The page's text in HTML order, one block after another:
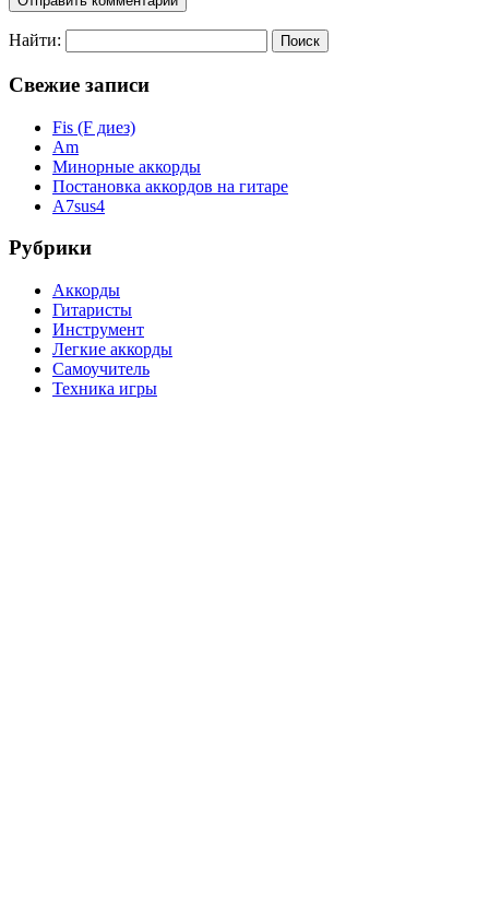
Найти:
Свежие записи
Fis (F диез)
Am
Минорные аккорды
Постановка аккордов на гитаре
A7sus4
Рубрики
Аккорды
Гитаристы
Инструмент
Легкие аккорды
Самоучитель
Техника игры